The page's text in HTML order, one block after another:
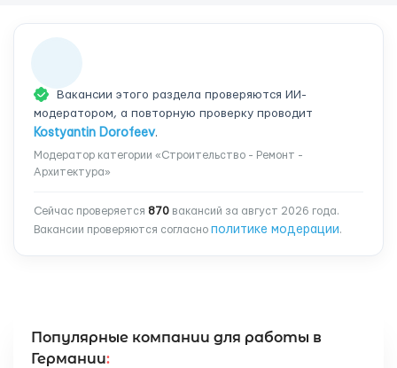
Вакансии этого раздела проверяются ИИ-
модератором, а повторную проверку проводит
Kostyantin Dorofeev.
Модератор категории «Строительство - Ремонт -
Архитектура»
Сейчас проверяется 870 вакансий за август 2026 года.
Вакансии проверяются согласно политике модерации.
Популярные компании для работы в
Германии: